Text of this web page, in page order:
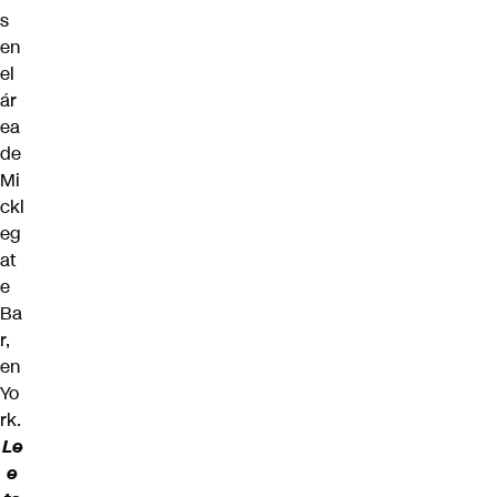
s
en
el
ár
ea
de
Mi
ckl
eg
at
e
Ba
r,
en
Yo
rk.
Le
e